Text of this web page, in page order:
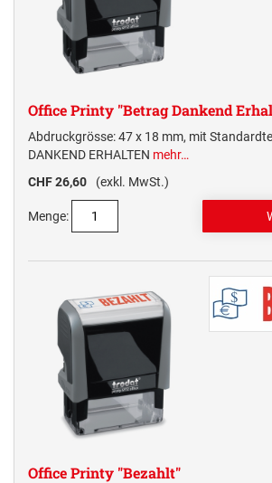
Office Printy "Betrag Dankend
Abdruckgrösse: 47 x 18 mm, mit
DANKEND ERHALTEN mehr…
CHF 26,60
(exkl. MwSt.)
Menge:
Office Printy "Bezahlt"